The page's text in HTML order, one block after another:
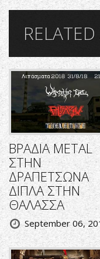
ΒΡΑΔΙΑ METAL
ΣΤΗΝ
ΔΡΑΠΕΤΣΩΝΑ
ΔΙΠΛΑ ΣΤΗΝ
ΘΑΛΑΣΣΑ
September 06,